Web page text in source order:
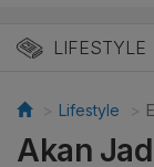
LIFESTYLE
Wisata dan Kuliner
Lifestyle
Akan